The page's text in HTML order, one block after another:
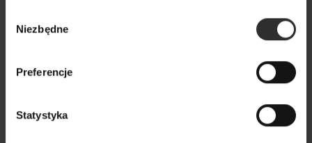
zgody
Niezbędne
Preferencje
Statystyka
Popularne produkty
Wybrane dla Ciebie z sercem i charakterem